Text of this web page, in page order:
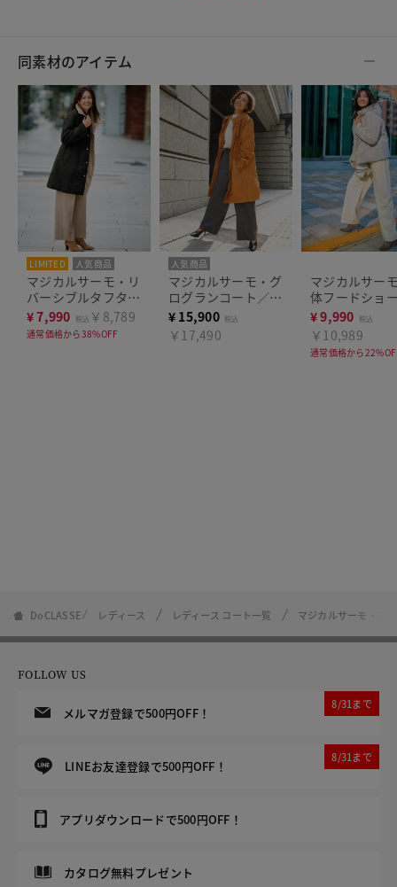
同素材のアイテム
LIMITED 人気商品
マジカルサーモ・リ
バーシブルタフタコ
ート
¥7,990 税込 ￥8,789
通常価格から38%OFF
人気商品
マジカルサーモ・グ
ログランコート／立
体フード
¥ 15,900 税込
￥17,490
マジカルサー
体フードショ
ート
¥9,990 税込
￥10,989
通常価格から
DoCLASSE レディース レディース コート一覧 マジカルサーモ・ス
FOLLOW US
メルマガ登録で500円OFF！
8/31まで
LINEお友達登録で500円OFF！
8/31まで
アプリダウンロードで500円OFF！
カタログ無料プレゼント